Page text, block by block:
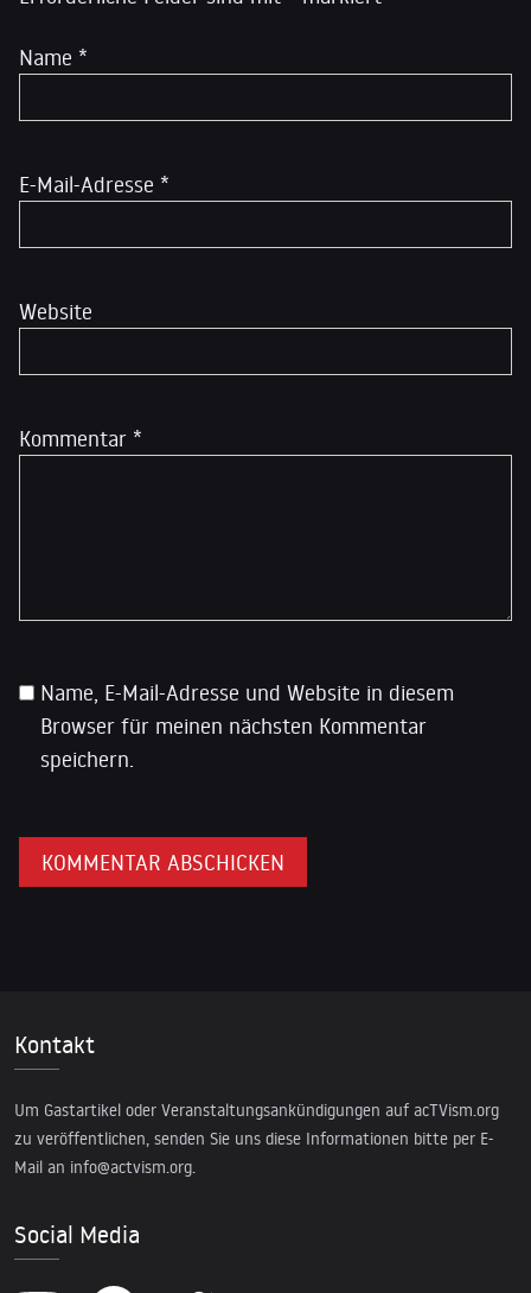
Kommentar *
Name *
E-Mail-Adresse *
Website
Name, E-Mail-Adresse und Website in diesem
Browser für meinen nächsten Kommentar
speichern.
Kontakt
Um Gastartikel oder Veranstaltungsankündigungen auf acTVism.org
zu veröffentlichen, senden Sie uns diese Informationen bitte per E-
Mail an info@actvism.org.
Social Media